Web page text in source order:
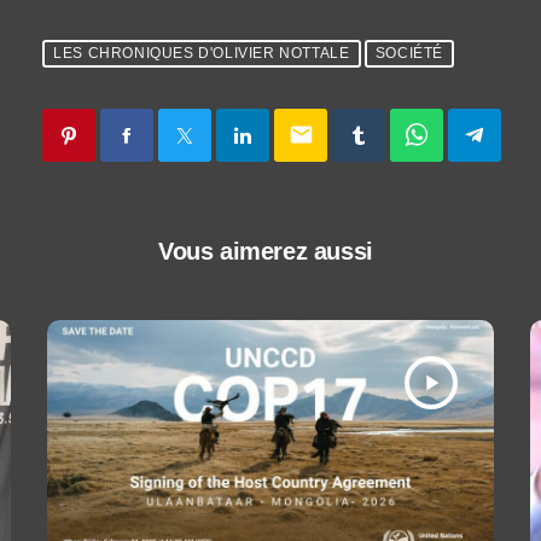
LES CHRONIQUES D'OLIVIER NOTTALE SOCIÉTÉ
email
Vous aimerez aussi
play_arrow